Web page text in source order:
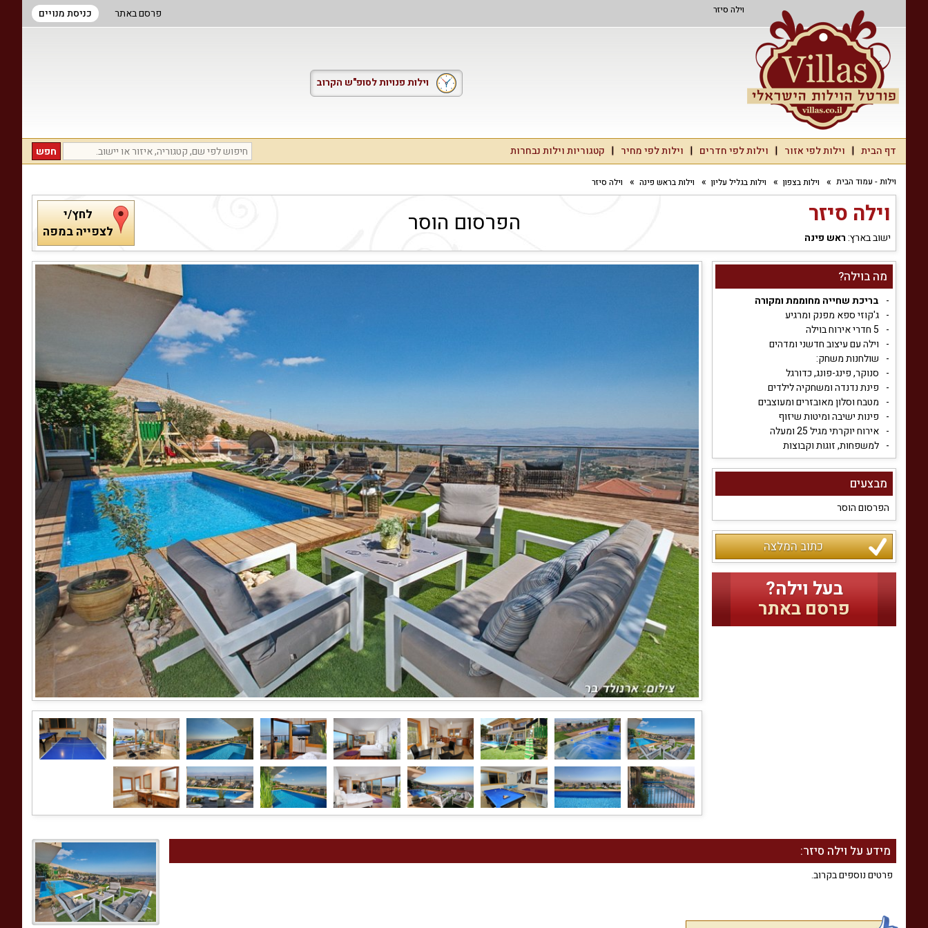
וילה סיזר פרסם באתר כניסת מנויים
וילות פנויות לסופ"ש הקרוב
דף הבית וילות לפי אזור וילות לפי חדרים וילות לפי מחיר קטגוריות וילות נבחרות
וילות - עמוד הבית וילות בצפון וילות בגליל עליון וילות בראש פינה וילה סיזר
וילה סיזר
ישוב בארץ:ראש פינה הפרסום הוסר
לחץ/י
לצפייה במפה
מה בוילה?
בריכת שחייה מחוממת ומקורה
ג'קוזי ספא מפנק ומרגיע
5 חדרי אירוח בוילה
וילה עם עיצוב חדשני ומדהים
שולחנות משחק:
סנוקר, פינג-פונג, כדורגל
פינת נדנדה ומשחקיה לילדים
מטבח וסלון מאובזרים ומעוצבים
פינות ישיבה ומיטות שיזוף
אירוח יוקרתי מגיל 25 ומעלה
למשפחות, זוגות וקבוצות
מבצעים
הפרסום הוסר
כתוב המלצה
בעל וילה?
פרסם באתר
מידע על וילה סיזר:
פרטים נוספים בקרוב.